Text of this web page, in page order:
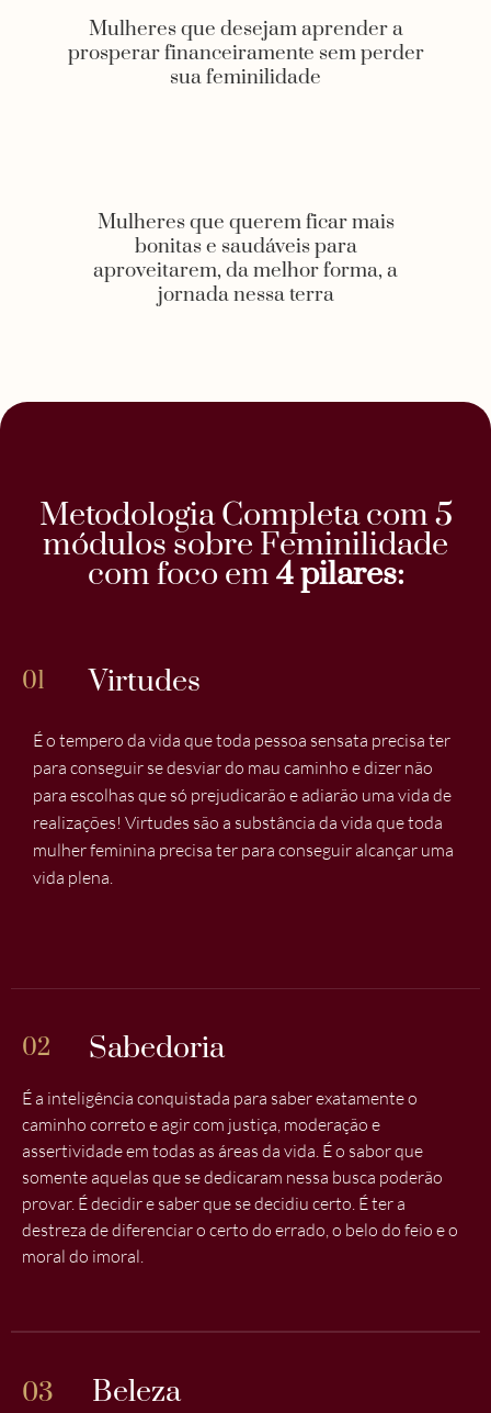
Mulheres que desejam aprender a
prosperar financeiramente sem perder
sua feminilidade
Mulheres que querem ficar mais
bonitas e saudáveis para
aproveitarem, da melhor forma, a
jornada nessa terra
Metodologia Completa com 5
módulos sobre Feminilidade
com foco em4 pilares:
01 Virtudes
É o tempero da vida que toda pessoa sensata precisa ter
para conseguir se desviar do mau caminho e dizer não
para escolhas que só prejudicarão e adiarão uma vida de
realizações! Virtudes são a substância da vida que toda
mulher feminina precisa ter para conseguir alcançar uma
vida plena.
02 Sabedoria
É a inteligência conquistada para saber exatamente o
caminho correto e agir com justiça, moderação e
assertividade em todas as áreas da vida. É o sabor que
somente aquelas que se dedicaram nessa busca poderão
provar. É decidir e saber que se decidiu certo. É ter a
destreza de diferenciar o certo do errado, o belo do feio e o
moral do imoral.
03 Beleza